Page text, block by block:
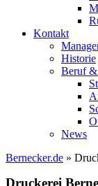
Kontakt
Historie
Beruf
News
Bernecker.de »
Druckerei